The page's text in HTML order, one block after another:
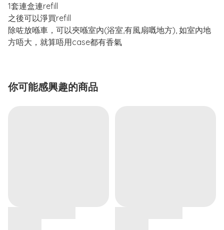
1套連盒連refill
之後可以淨買refill
除咗放喺車，可以夾喺室內(浴室,有風扇嘅地方), 如室內地
方唔大，就算唔用case都有香氣
你可能感興趣的商品